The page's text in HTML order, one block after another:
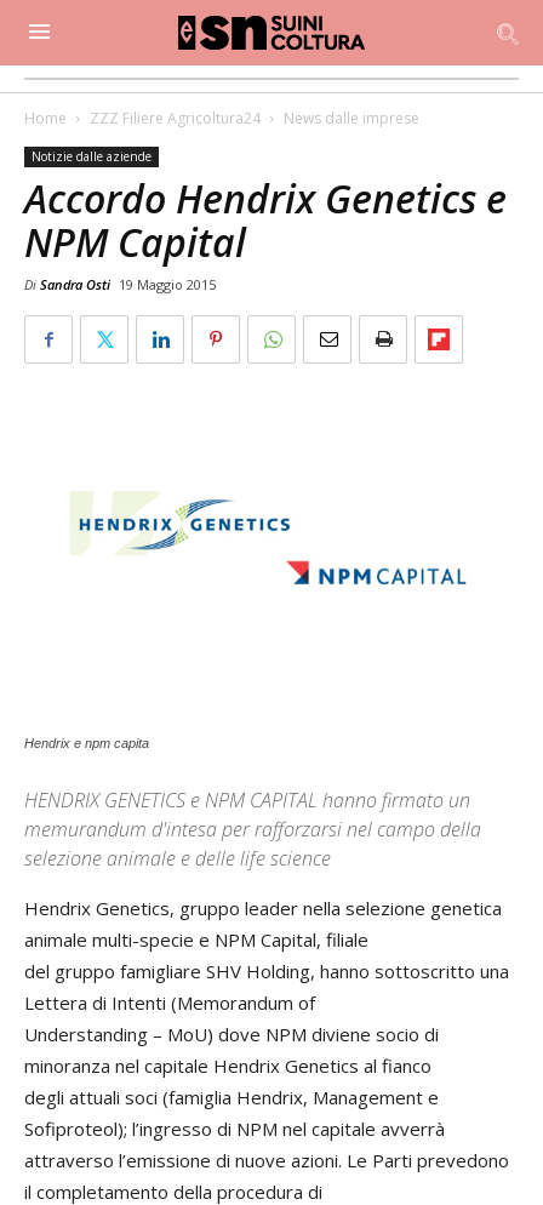
Home ZZZ Filiere Agricoltura24 News dalle imprese
Notizie dalle aziende
Accordo Hendrix Genetics e
NPM Capital
Di Sandra Osti 19 Maggio 2015
Hendrix e npm capita
HENDRIX GENETICS e NPM CAPITAL hanno firmato un
memurandum d'intesa per rafforzarsi nel campo della
selezione animale e delle life science
Hendrix Genetics, gruppo leader nella selezione genetica
animale multi-specie e NPM Capital, filiale
del gruppo famigliare SHV Holding, hanno sottoscritto una
Lettera di Intenti (Memorandum of
Understanding – MoU) dove NPM diviene socio di
minoranza nel capitale Hendrix Genetics al fianco
degli attuali soci (famiglia Hendrix, Management e
Sofiproteol); l’ingresso di NPM nel capitale avverrà
attraverso l’emissione di nuove azioni. Le Parti prevedono
il completamento della procedura di